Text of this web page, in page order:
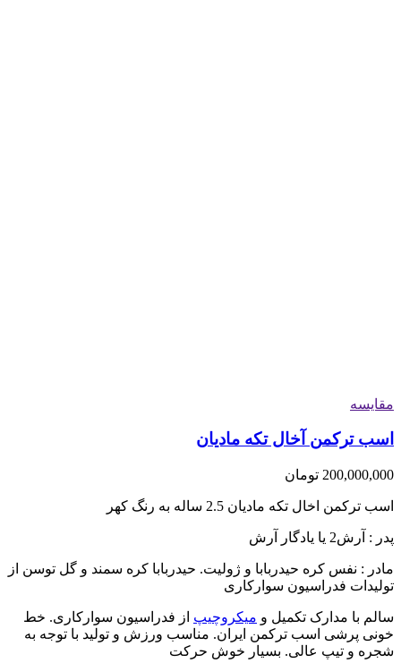
مقایسه
اسب ترکمن آخال تکه مادیان
200,000,000 تومان
اسب ترکمن اخال تکه مادیان 2.5 ساله به رنگ کهر
پدر : آرش2 یا یادگار آرش
مادر : نفس کره حیدربابا و ژولیت. حیدربابا کره سمند و گل توسن از
تولیدات فدراسیون سوارکاری
سالم با مدارک تکمیل و میکروچیپ از فدراسیون سوارکاری. خط
خونی پرشی اسب ترکمن ایران. مناسب ورزش و تولید با توجه به
شجره و تیپ عالی. بسیار خوش حرکت